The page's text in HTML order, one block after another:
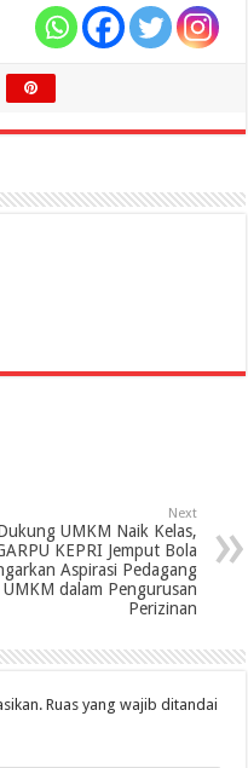
Next
UMKM Naik Kelas,
KEPRI Jemput Bola
Aspirasi Pedagang
UMKM dalam Pengurusan
Perizinan
Ruas yang wajib ditandai